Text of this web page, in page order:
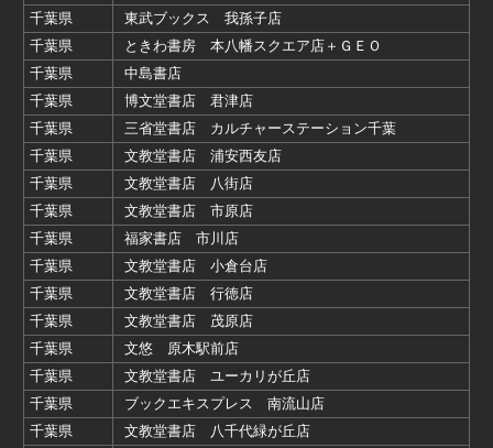
千葉県
東武ブックス 我孫子店
千葉県
ときわ書房 本八幡スクエア店＋ＧＥＯ
千葉県
中島書店
千葉県
博文堂書店 君津店
千葉県
三省堂書店 カルチャーステーション千葉
千葉県
文教堂書店 浦安西友店
千葉県
文教堂書店 八街店
千葉県
文教堂書店 市原店
千葉県
福家書店 市川店
千葉県
文教堂書店 小倉台店
千葉県
文教堂書店 行徳店
千葉県
文教堂書店 茂原店
千葉県
文悠 原木駅前店
千葉県
文教堂書店 ユーカリが丘店
千葉県
ブックエキスプレス 南流山店
千葉県
文教堂書店 八千代緑が丘店